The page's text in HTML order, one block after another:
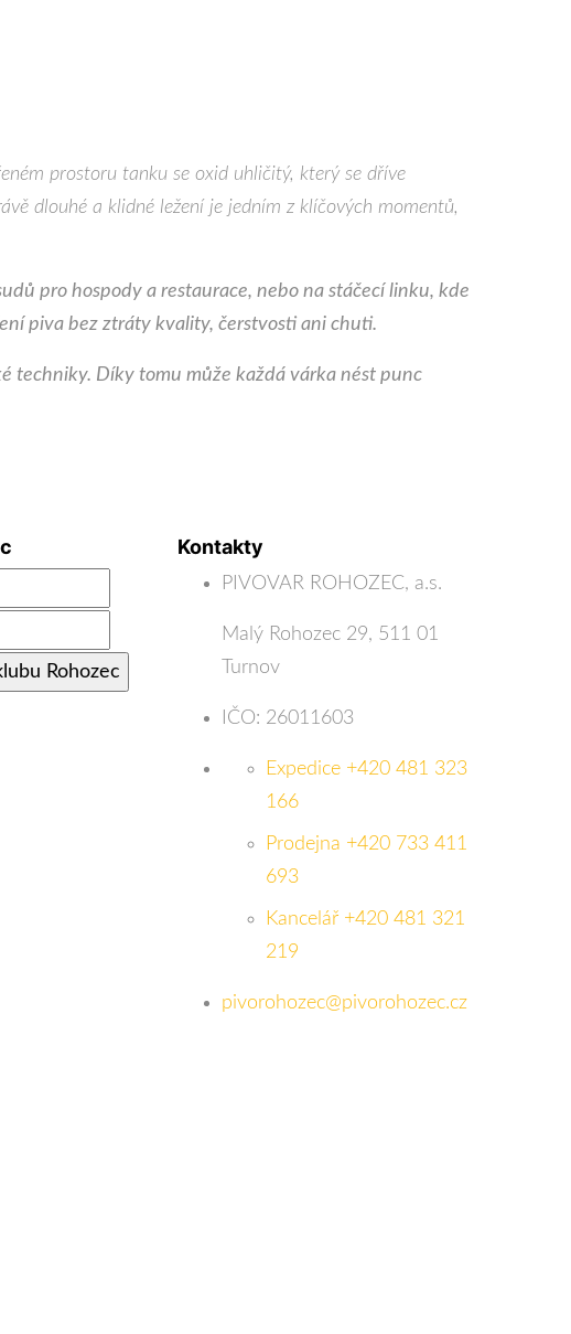
prostoru tanku se oxid uhličitý, který se dříve
dlouhé a klidné ležení je jedním z klíčových momentů,
pro hospody a restaurace, nebo na stáčecí linku, kde
piva bez ztráty kvality, čerstvosti ani chuti.
techniky. Díky tomu může každá várka nést punc
Kontakty
PIVOVAR ROHOZEC, a.s.
Malý Rohozec 29, 511 01
Turnov
IČO: 26011603
Expedice +420 481 323
166
Prodejna +420 733 411
693
Kancelář +420 481 321
219
pivorohozec@pivorohozec.cz